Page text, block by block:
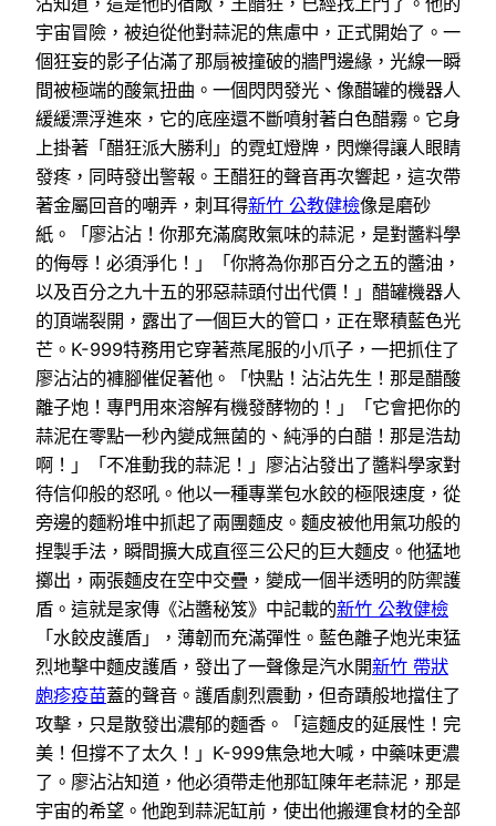
宇宙冒險，被迫從他對蒜泥的焦慮中，正式開始了。一
個狂妄的影子佔滿了那扇被撞破的牆門邊緣，光線一瞬
間被極端的酸氣扭曲。一個閃閃發光、像醋罐的機器人
緩緩漂浮進來，它的底座還不斷噴射著白色醋霧。它身
上掛著「醋狂派大勝利」的霓虹燈牌，閃爍得讓人眼睛
發疼，同時發出警報。王醋狂的聲音再次響起，這次帶
著金屬回音的嘲弄，刺耳得新竹 公教健檢像是磨砂
紙。「廖沾沾！你那充滿腐敗氣味的蒜泥，是對醬料學
的侮辱！必須淨化！」「你將為你那百分之五的醬油，
以及百分之九十五的邪惡蒜頭付出代價！」醋罐機器人
的頂端裂開，露出了一個巨大的管口，正在聚積藍色光
芒。K-999特務用它穿著燕尾服的小爪子，一把抓住了
廖沾沾的褲腳催促著他。「快點！沾沾先生！那是醋酸
離子炮！專門用來溶解有機發酵物的！」「它會把你的
蒜泥在零點一秒內變成無菌的、純淨的白醋！那是浩劫
啊！」「不准動我的蒜泥！」廖沾沾發出了醬料學家對
待信仰般的怒吼。他以一種專業包水餃的極限速度，從
旁邊的麵粉堆中抓起了兩團麵皮。麵皮被他用氣功般的
捏製手法，瞬間擴大成直徑三公尺的巨大麵皮。他猛地
擲出，兩張麵皮在空中交疊，變成一個半透明的防禦護
盾。這就是家傳《沾醬秘笈》中記載的新竹 公教健檢
「水餃皮護盾」，薄韌而充滿彈性。藍色離子炮光束猛
烈地擊中麵皮護盾，發出了一聲像是汽水開新竹 帶狀
皰疹疫苗蓋的聲音。護盾劇烈震動，但奇蹟般地擋住了
攻擊，只是散發出濃郁的麵香。「這麵皮的延展性！完
美！但撐不了太久！」K-999焦急地大喊，中藥味更濃
了。廖沾沾知道，他必須帶走他那缸陳年老蒜泥，那是
宇宙的希望。他跑到蒜泥缸前，使出他搬運食材的全部